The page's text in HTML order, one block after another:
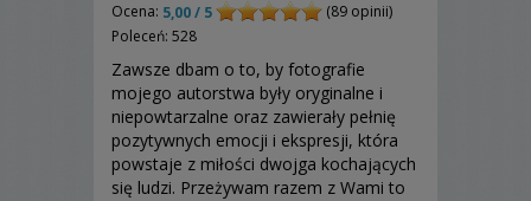
Ocena: 5,00 / 5
(89 opinii)
Poleceń: 528
Zawsze dbam o to, by fotografie
mojego autorstwa były oryginalne i
niepowtarzalne oraz zawierały pełnię
pozytywnych emocji i ekspresji, która
powstaje z miłości dwojga kochających
się ludzi. Przeżywam razem z Wami to